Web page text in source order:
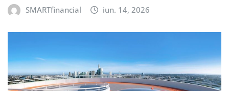
SMARTfinancial iun. 14, 2026